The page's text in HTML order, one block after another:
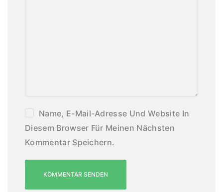
Name, E-Mail-Adresse Und Website In
Diesem Browser Für Meinen Nächsten
Kommentar Speichern.